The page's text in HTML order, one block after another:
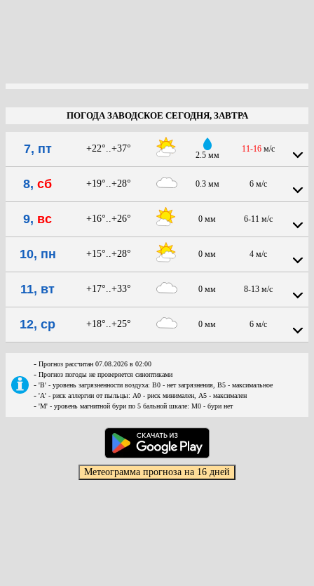
ПОГОДА ЗАВОДСКОЕ СЕГОДНЯ, ЗАВТРА
7, пт +22°..+37°
2.5 мм
11-16м/с
8, сб +19°..+28° 0.3 мм 6 м/с
9, вс +16°..+26° 0 мм 6-11 м/с
10, пн +15°..+28° 0 мм 4 м/с
11, вт +17°..+33° 0 мм 8-13 м/с
12, ср +18°..+25° 0 мм 6 м/с
- Прогноз рассчитан 07.08.2026 в 02:00
- Прогноз погоды не проверяется синоптиками
- 'В' - уровень загрязненности воздуха: В0 - нет загрязнения, В5 - максимальное
- 'А' - риск аллергии от пыльцы: А0 - риск минимален, А5 - максимален
- 'М' - уровень магнитной бури по 5 бальной шкале: М0 - бури нет